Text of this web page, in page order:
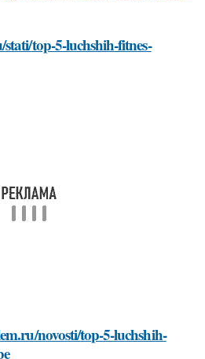
top-5-luchshih-fitnes-
novosti/top-5-luchshih-